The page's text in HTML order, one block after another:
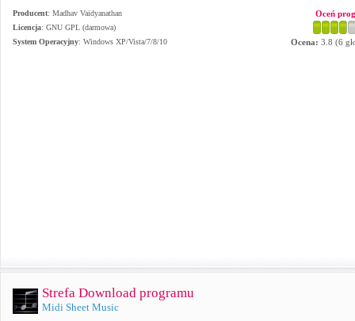
Producent: Madhav Vaidyanathan
Licencja: GNU GPL (darmowa)
System Operacyjny: Windows XP/Vista/7/8/10
Oceń
Ocena: 3.8 (6
Strefa Download programu
Midi Sheet Music